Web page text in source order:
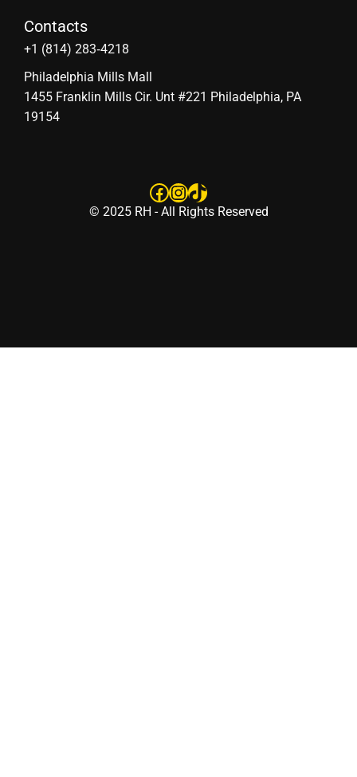
Contacts
‪+1 (814) 283‑4218
Philadelphia Mills Mall
1455 Franklin Mills Cir. Unt #221 Philadelphia, PA
19154
Facebook
Instagram
TikTok
© 2025 RH - All Rights Reserved